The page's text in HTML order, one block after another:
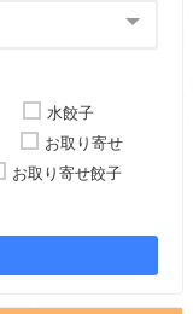
水餃子
お取り寄せ
お取り寄せ餃子